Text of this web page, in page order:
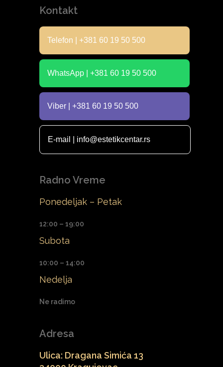
Kontakt
Telefon | +381 60 19 50 500
WhatsApp | +381 60 19 50 500
Viber | +381 60 19 50 500
E-mail | info@estetikcentar.rs
Radno Vreme
Ponedeljak – Petak
12:00 – 19:00
Subota
10:00 – 14:00
Nedelja
Ne radimo
Adresa
Ulica: Dragana Simića 13